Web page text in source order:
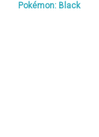
Pokémon: Black